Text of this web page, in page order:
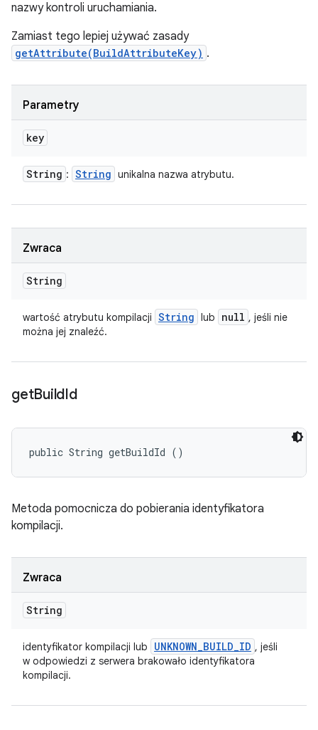
nazwy kontroli uruchamiania.
Zamiast tego lepiej używać zasady
getAttribute(BuildAttributeKey) .
Parametry
key
String : String unikalna nazwa atrybutu.
Zwraca
String
wartość atrybutu kompilacji String lub null , jeśli nie
można jej znaleźć.
getBuildId
public String getBuildId ()
Metoda pomocnicza do pobierania identyfikatora
kompilacji.
Zwraca
String
identyfikator kompilacji lub UNKNOWN_BUILD_ID , jeśli
w odpowiedzi z serwera brakowało identyfikatora
kompilacji.